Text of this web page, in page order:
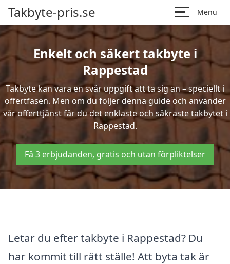
Takbyte-pris.se Menu
Enkelt och säkert takbyte i
Rappestad
Takbyte kan vara en svår uppgift att ta sig an – speciellt i
offertfasen. Men om du följer denna guide och använder
vår offerttjänst får du det enklaste och säkraste takbytet i
Rappestad.
Få 3 erbjudanden, gratis och utan förpliktelser
Letar du efter takbyte i Rappestad? Du
har kommit till rätt ställe! Att byta tak är